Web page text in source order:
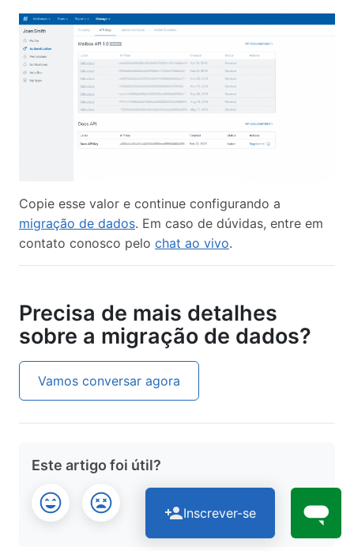
Copie esse valor e continue configurando a
migração de dados. Em caso de dúvidas, entre em
contato conosco pelo chat ao vivo.
Precisa de mais detalhes
sobre a migração de dados?
Vamos conversar agora
Este artigo foi útil?
Inscrever-se